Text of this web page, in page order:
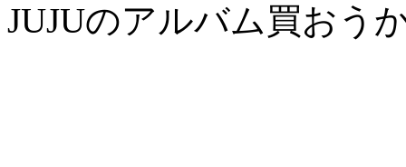
JUJUのアルバム買おう